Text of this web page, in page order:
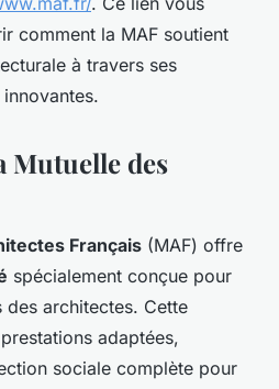
comment la MAF soutient
à travers ses
Mutuelle des
Français (MAF) offre
spécialement conçue pour
architectes. Cette
adaptées,
sociale complète pour